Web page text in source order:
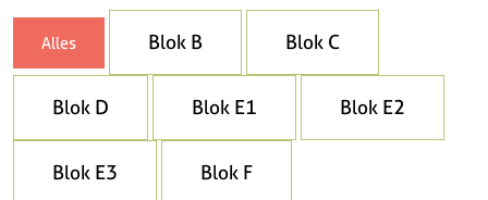
Alles Blok B Blok C
Blok D Blok E1 Blok E2
Blok E3 Blok F